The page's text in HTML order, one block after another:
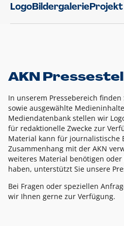
LogoBildergalerieProjekt
AKN
In unserem Pressebereich
sowie ausgewählte
Mediendatenbank stellen wir
für redaktionelle Zwecke zur
Material kann für journalistische
Zusammenhang mit der AKN
weiteres Material benötigen
haben, unterstützt Sie unsere
Bei Fragen oder speziellen
wir Ihnen gerne zur Verfügung.